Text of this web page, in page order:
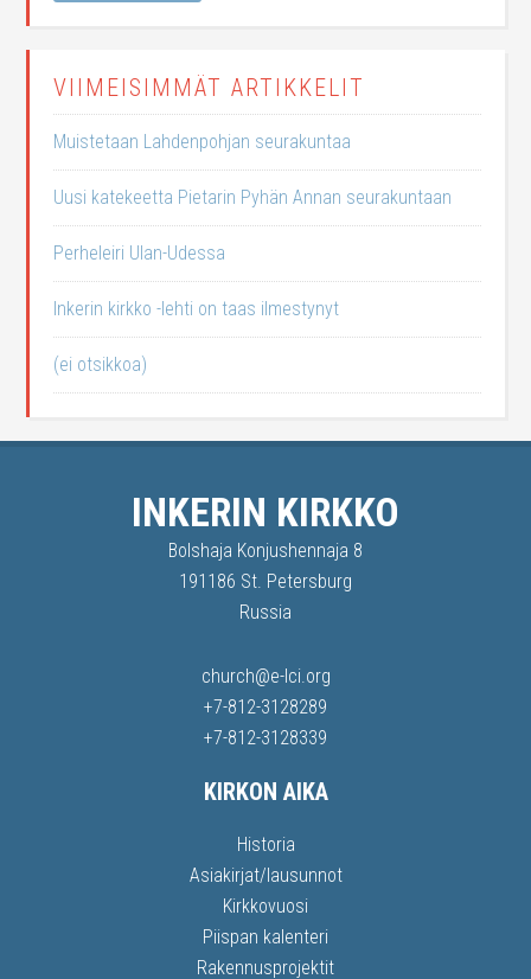
VIIMEISIMMÄT ARTIKKELIT
Muistetaan Lahdenpohjan seurakuntaa
Uusi katekeetta Pietarin Pyhän Annan seurakuntaan
Perheleiri Ulan-Udessa
Inkerin kirkko -lehti on taas ilmestynyt
(ei otsikkoa)
INKERIN KIRKKO
Bolshaja Konjushennaja 8
191186 St. Petersburg
Russia
church@e-lci.org
+7-812-3128289
+7-812-3128339
KIRKON AIKA
Historia
Asiakirjat/lausunnot
Kirkkovuosi
Piispan kalenteri
Rakennusprojektit